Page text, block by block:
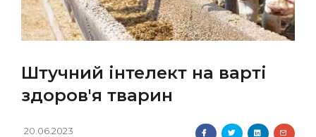
Штучний інтелект на варті
здоров'я тварин
20.06.2023